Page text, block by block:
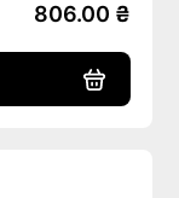
806.00 ₴